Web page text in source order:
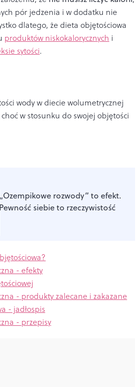
pór jedzenia i w dodatku nie
dlatego, że dieta objętościowa
produktów niskokalorycznych i
sytości.
wody w diecie wolumetrycznej
choć w stosunku do swojej objętości
„Ozempikowe rozwody” to efekt.
Pewność siebie to rzeczywistość
- efekty
- produkty zalecane i zakazane
- jadłospis
- przepisy